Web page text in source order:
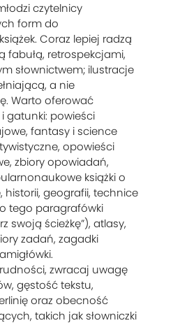
czytelnicy
form do
Coraz lepiej radzą
fabułą, retrospekcjami,
słownictwem; ilustracje
a nie
Warto oferować
gatunki: powieści
fantasy i science
opowieści
zbiory opowiadań,
książki o
historii, geografii, technice
tego paragrafówki
swoją ścieżkę”), atlasy,
zadań, zagadki
zwracaj uwagę
gęstość tekstu,
oraz obecność
takich jak słowniczki